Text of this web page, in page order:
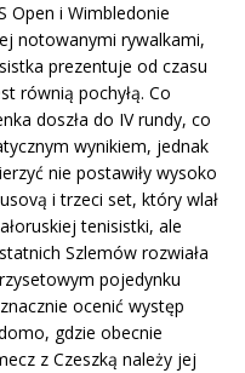
Open i Wimbledonie
notowanymi rywalkami,
prezentuje od czasu
równią pochyłą. Co
doszła do IV rundy, co
wynikiem, jednak
nie postawiły wysoko
i trzeci set, który wlał
tenisistki, ale
Szlemów rozwiała
pojedynku
ocenić występ
gdzie obecnie
z Czeszką należy jej